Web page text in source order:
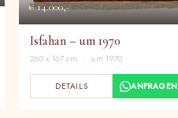
€ 14.000,-
Isfahan – um 1970
260 x 167 cm · um 1970
DETAILS ANFRAGEN